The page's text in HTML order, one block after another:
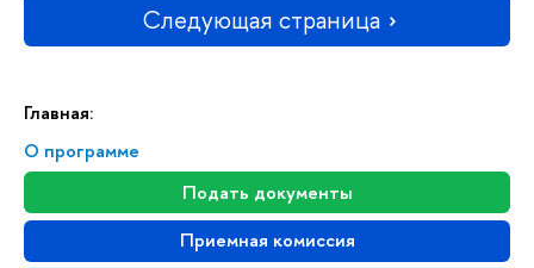
Главная:
О программе
Подать документы
Приемная комиссия
Следующая страница